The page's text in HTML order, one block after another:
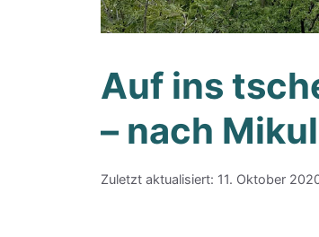
Auf ins
– nach
Zuletzt aktualisiert: 11. Oktober